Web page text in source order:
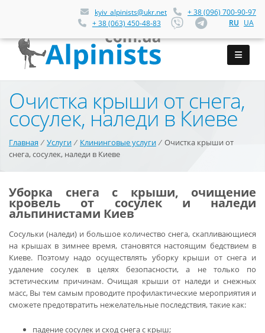
kyiv_alpinists@ukr.net
+ 38 (096) 700-90-97
+ 38 (063) 450-48-83
RU UA
Очистка крыши от снега,
сосулек, наледи в Киеве
Главная ⁄ Услуги⁄ Клининговые услуги⁄ Очистка крыши от
снега, сосулек, наледи в Киеве
Уборка снега с крыши, очищение
кровель от сосулек и наледи
альпинистами Киев
Сосульки (наледи) и большое количество снега, скапливающиеся
на крышах в зимнее время, становятся настоящим бедствием в
Киеве. Поэтому надо осуществлять уборку крыши от снега и
удаление сосулек в целях безопасности, а не только по
эстетическим причинам. Очищая крыши от наледи и снежных
масс, Вы тем самым проводите профилактические мероприятия и
сможете предотвратить нежелательные последствия, такие как:
падение сосулек и сход снега с крыш;